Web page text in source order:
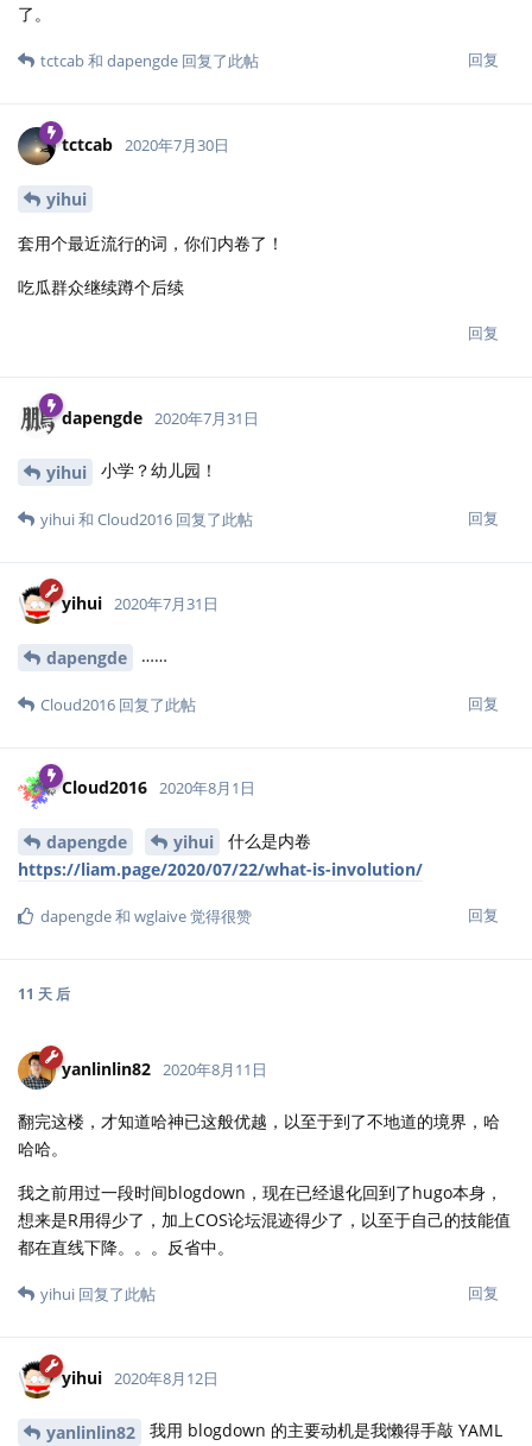
了。
回复
tctcab和 dapengde 回复了此帖
tctcab 2020年7月30日
yihui
套用个最近流行的词，你们内卷了！
吃瓜群众继续蹲个后续
回复
dapengde 2020年7月31日
yihui 小学？幼儿园！
回复
yihui和 Cloud2016 回复了此帖
yihui 2020年7月31日
dapengde ……
回复
Cloud2016 回复了此帖
Cloud2016 2020年8月1日
dapengde yihui
什么是内卷
https://liam.page/2020/07/22/what-is-involution/
回复
dapengde和 wglaive觉得很赞
11 天 后
yanlinlin82 2020年8月11日
翻完这楼，才知道哈神已这般优越，以至于到了不地道的境界，哈
哈哈。
我之前用过一段时间blogdown，现在已经退化回到了hugo本身，
想来是R用得少了，加上COS论坛混迹得少了，以至于自己的技能值
都在直线下降。。。反省中。
回复
yihui 回复了此帖
yihui 2020年8月12日
yanlinlin82
我用 blogdown 的主要动机是我懒得手敲 YAML